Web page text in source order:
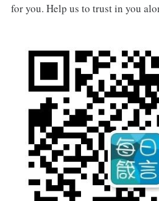
for you. Help us to trust in you